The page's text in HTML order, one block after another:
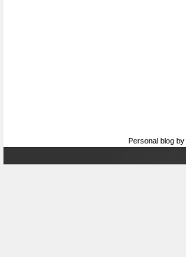
Personal blog by